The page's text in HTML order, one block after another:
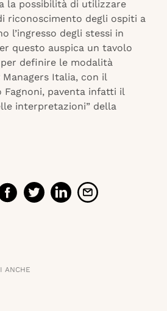
la possibilità di utilizzare
riconoscimento degli ospiti a
l’ingresso degli stessi in
questo auspica un tavolo
definire le modalità
Italia, con il
Fagnoni, paventa infatti il
interpretazioni” della
ANCHE